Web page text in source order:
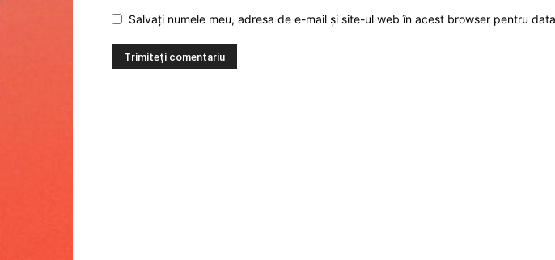
Salvați numele meu, adresa de e-mail și site-ul web în acest browser pentru